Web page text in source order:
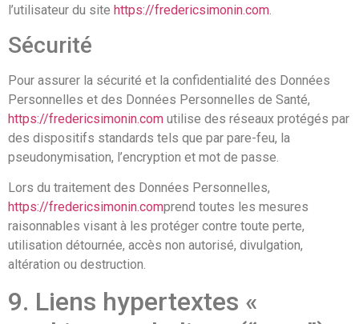
l’utilisateur du site https://fredericsimonin.com.
Sécurité
Pour assurer la sécurité et la confidentialité des Données
Personnelles et des Données Personnelles de Santé,
https://fredericsimonin.com utilise des réseaux protégés par
des dispositifs standards tels que par pare-feu, la
pseudonymisation, l’encryption et mot de passe.
Lors du traitement des Données Personnelles,
https://fredericsimonin.comprend toutes les mesures
raisonnables visant à les protéger contre toute perte,
utilisation détournée, accès non autorisé, divulgation,
altération ou destruction.
9. Liens hypertextes «